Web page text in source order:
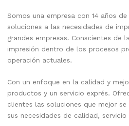
Somos una empresa con 14 años
soluciones a las necesidades de
grandes empresas. Conscientes de
impresión dentro de los procesos
operación actuales.
Con un enfoque en la calidad y
productos y un servicio exprés.
clientes las soluciones que mejor
sus necesidades de calidad,